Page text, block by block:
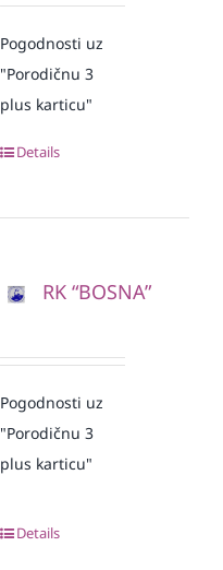
Pogodnosti uz
"Porodičnu 3
plus karticu"
Details
RK “BOSNA”
Pogodnosti uz
"Porodičnu 3
plus karticu"
Details